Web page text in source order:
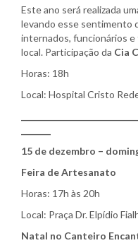
Este ano será realizada
levando esse sentimento
internados, funcionários
local. Participação da Cia
Horas: 18h
Local: Hospital Cristo
15 de dezembro –
Feira de Artesanato
Horas: 17h às 20h
Local: Praça Dr. Elpídio
Natal no Canteiro